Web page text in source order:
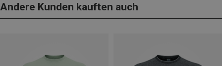
Andere Kunden kauften auch